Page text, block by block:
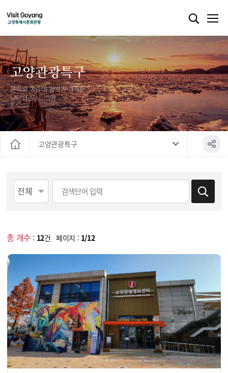
고양관광특구
문화와 예술의 향기가 가득한
낭만의 도시, 고양
고양관광특구
총 개수 : 12건 페이지 : 1/12